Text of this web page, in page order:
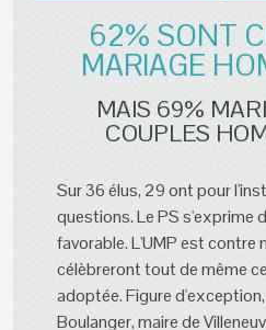
62% SONT
MARIAGE
MAIS 69%
COUPLES
Sur 36 élus, 29 ont pour
questions. Le PS s'exprime
favorable. L'UMP est contre
célèbreront tout de même
adoptée. Figure
Boulanger, maire de